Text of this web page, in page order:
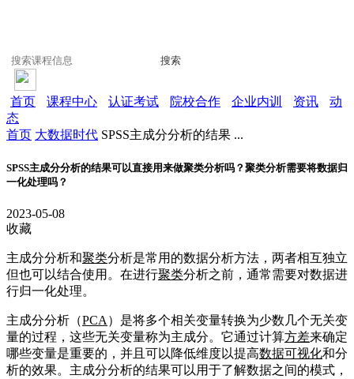
搜索
首页 课程中心 认证考试 院校合作 企业内训 资讯
动
态
首页 大数据时代 SPSS主成分分析的结果 ...
SPSS主成分分析的结果可以直接用来做聚类分析吗？聚类分析需要将数据归
一化处理吗？
2023-05-08
收藏
主成分分析和聚类分析是常用的数据分析方法，两者相互独立
但也可以结合使用。在进行聚类分析之前，通常需要对数据进
行归一化处理。
主成分分析（PCA ）是将多个相关变量转换为少数几个无关变
量的过程，这些无关变量称为主成分。它通过计算方差来确定
哪些变量是重要的，并且可以降低维度以提高数据可视化和分
析的效果。主成分分析的结果可以用于了解数据之间的模式，